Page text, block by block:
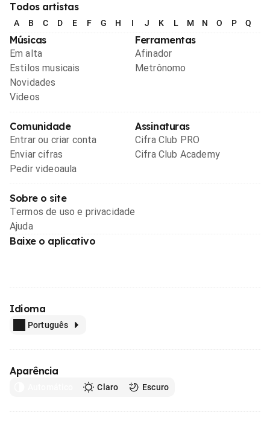
Todos artistas
A B C D E F G H I J K L M N O P Q
Músicas
Em alta
Estilos musicais
Novidades
Videos
Ferramentas
Afinador
Metrônomo
Comunidade
Entrar ou criar conta
Enviar cifras
Pedir videoaula
Assinaturas
Cifra Club PRO
Cifra Club Academy
Sobre o site
Termos de uso e privacidade
Ajuda
Baixe o aplicativo
Idioma
Português
Aparência
Claro Escuro